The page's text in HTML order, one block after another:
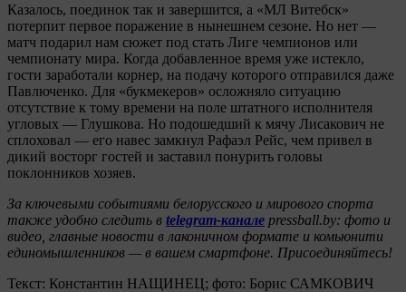
Казалось, поединок так и завершится, а «МЛ Витебск»
потерпит первое поражение в нынешнем сезоне. Но нет —
матч подарил нам сюжет под стать Лиге чемпионов или
чемпионату мира. Когда добавленное время уже истекло,
гости заработали корнер, на подачу которого отправился даже
Павлюченко. Для «букмекеров» осложняло ситуацию
отсутствие к тому времени на поле штатного исполнителя
угловых — Глушкова. Но подошедший к мячу Лисакович не
сплоховал — его навес замкнул Рафаэл Рейс, чем привел в
дикий восторг гостей и заставил понурить головы
поклонников хозяев.
За ключевыми событиями белорусского и мирового спорта
также удобно следить в telegram-канале pressball.by: фото и
видео, главные новости в лаконичном формате и комьюнити
единомышленников — в вашем смартфоне. Присоединяйтесь!
Текст: Константин НАЩИНЕЦ; фото: Борис САМКОВИЧ